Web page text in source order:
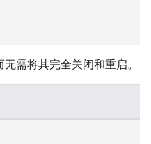
需将其完全关闭和重启。